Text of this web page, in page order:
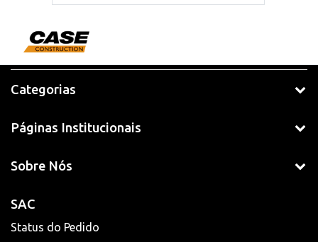
Categorias
Páginas Institucionais
Sobre Nós
SAC
Status do Pedido